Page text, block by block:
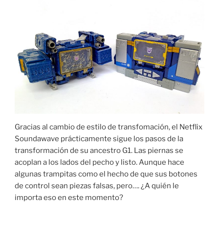
Gracias al cambio de estilo de transfomación, el Netflix
Soundawave prácticamente sigue los pasos de la
transformación de su ancestro G1. Las piernas se
acoplan a los lados del pecho y listo. Aunque hace
algunas trampitas como el hecho de que sus botones
de control sean piezas falsas, pero…. ¿A quién le
importa eso en este momento?